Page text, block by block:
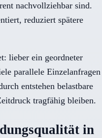
nachvollziehbar sind.
reduziert spätere
lieber ein geordneter
parallele Einzelanfragen
entstehen belastbare
tragfähig bleiben.
in